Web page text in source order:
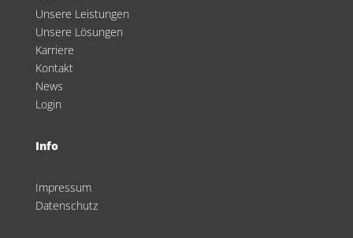
Unsere Leistungen
Unsere Lösungen
Karriere
Kontakt
News
Login
Info
Impressum
Datenschutz